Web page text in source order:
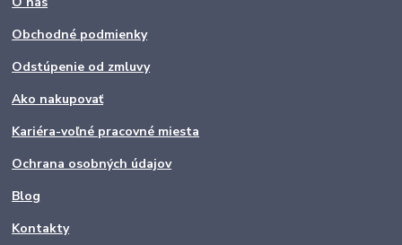
Obchodné podmienky
Odstúpenie od zmluvy
Ako nakupovať
Kariéra-voľné pracovné miesta
Ochrana osobných údajov
Blog
Kontakty